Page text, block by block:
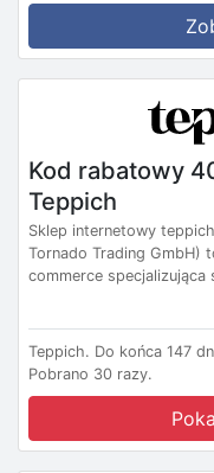
Kod rabatowy
Teppich
Sklep internetowy
Tornado Trading GmbH)
commerce
Teppich. Do końca 147
Pobrano 30 razy.